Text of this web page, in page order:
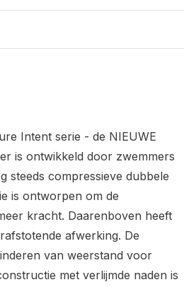
Intent serie - de NIEUWE
is ontwikkeld door zwemmers
steeds compressieve dubbele
is ontworpen om de
kracht. Daarenboven heeft
afwerking. De
van weerstand voor
met verlijmde naden is